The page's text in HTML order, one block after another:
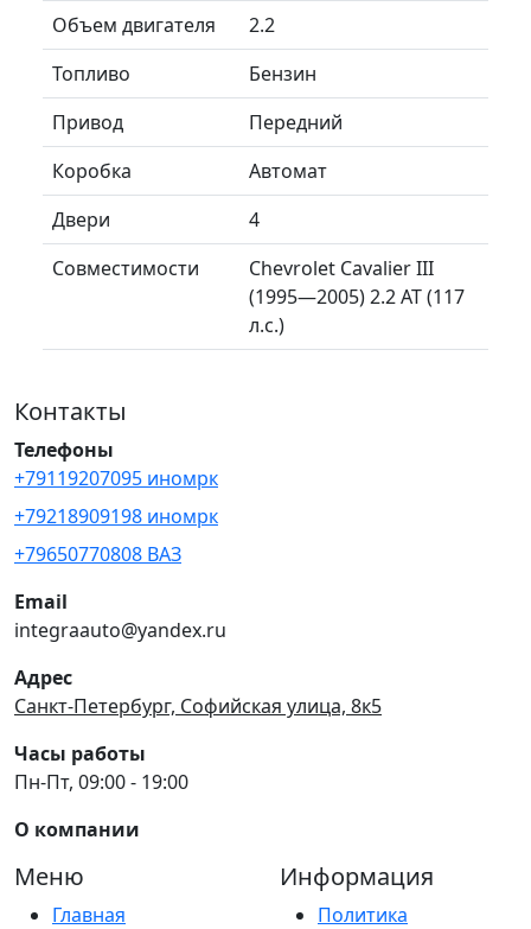
Объем двигателя
2.2
Топливо
Бензин
Привод
Передний
Коробка
Автомат
Двери
4
Совместимости
Chevrolet Cavalier III
(1995—2005) 2.2 AT (117
л.с.)
Контакты
Телефоны
+79119207095 иномрк
+79218909198 иномрк
+79650770808 ВАЗ
Email
integraauto@yandex.ru
Адрес
Санкт-Петербург, Софийская улица, 8к5
Часы работы
Пн-Пт, 09:00 - 19:00
О компании
Меню
Главная
Информация
Политика